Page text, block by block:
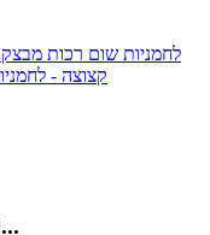
לחמניות שום רכות
קצוצה -
לא כדאי לפספס...